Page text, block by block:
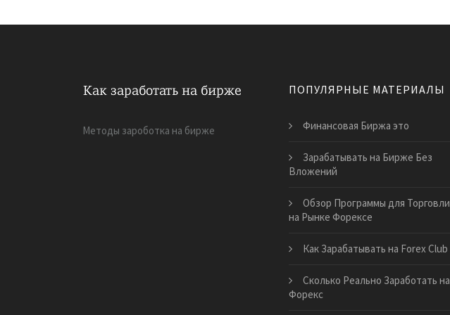
Методы зароботка на бирже
ПОПУЛЯРНЫЕ МАТЕРИАЛЫ
Финансовая Биржа это
Зарабатывать на Бирже Без
Вложений
Обзор Программы для Торговли
на Рынке Форексе
Как Зарабатывать на Forex Club
Сколько Реально Заработать на
Форекс